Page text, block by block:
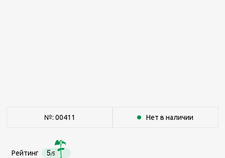
№: 00411 Нет в наличии
Рейтинг 5/5